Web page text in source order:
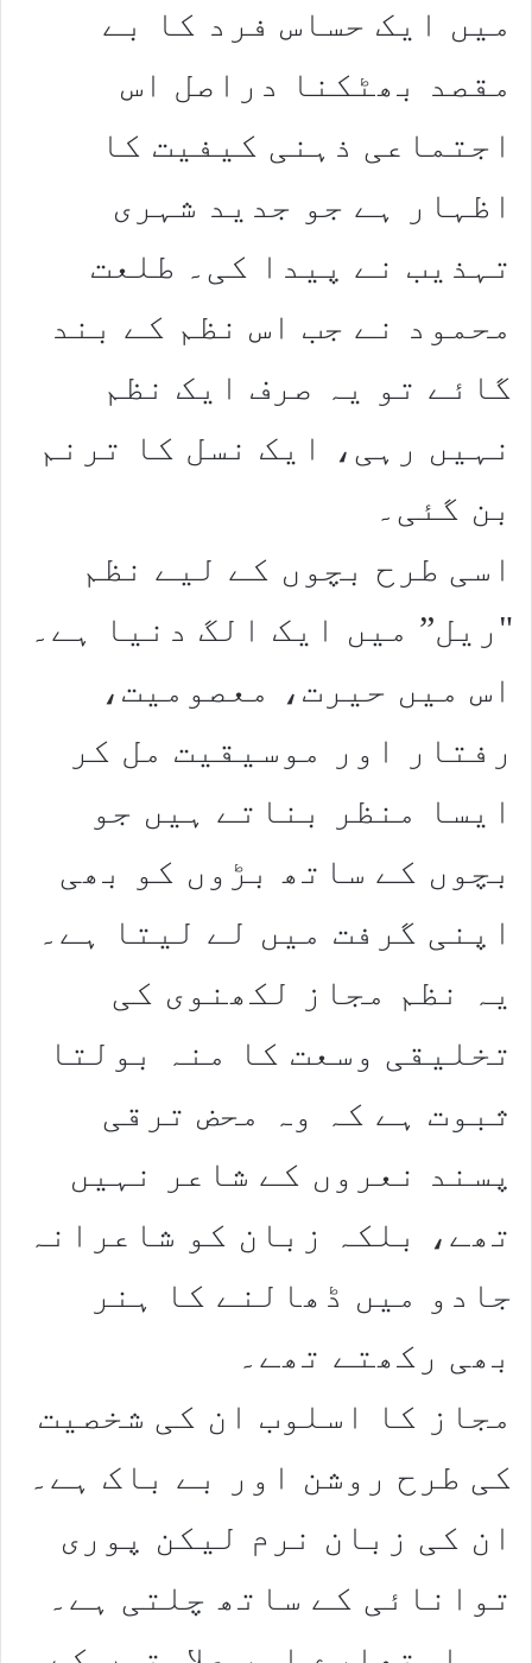
میں ایک حساس فرد کا بے
مقصد بھٹکنا دراصل اس
اجتماعی ذہنی کیفیت کا
اظہار ہے جو جدید شہری
تہذیب نے پیدا کی۔ طلعت
محمود نے جب اس نظم کے بند
گائے تو یہ صرف ایک نظم
نہیں رہی، ایک نسل کا ترنم
بن گئی۔
اسی طرح بچوں کے لیے نظم
"ریل” میں ایک الگ دنیا ہے۔
اس میں حیرت، معصومیت،
رفتار اور موسیقیت مل کر
ایسا منظر بناتے ہیں جو
بچوں کے ساتھ بڑوں کو بھی
اپنی گرفت میں لے لیتا ہے۔
یہ نظم مجاز لکھنوی کی
تخلیقی وسعت کا منہ بولتا
ثبوت ہے کہ وہ محض ترقی
پسند نعروں کے شاعر نہیں
تھے، بلکہ زبان کو شاعرانہ
جادو میں ڈھالنے کا ہنر
بھی رکھتے تھے۔
مجاز کا اسلوب ان کی شخصیت
کی طرح روشن اور بے باک ہے۔
ان کی زبان نرم لیکن پوری
توانائی کے ساتھ چلتی ہے۔